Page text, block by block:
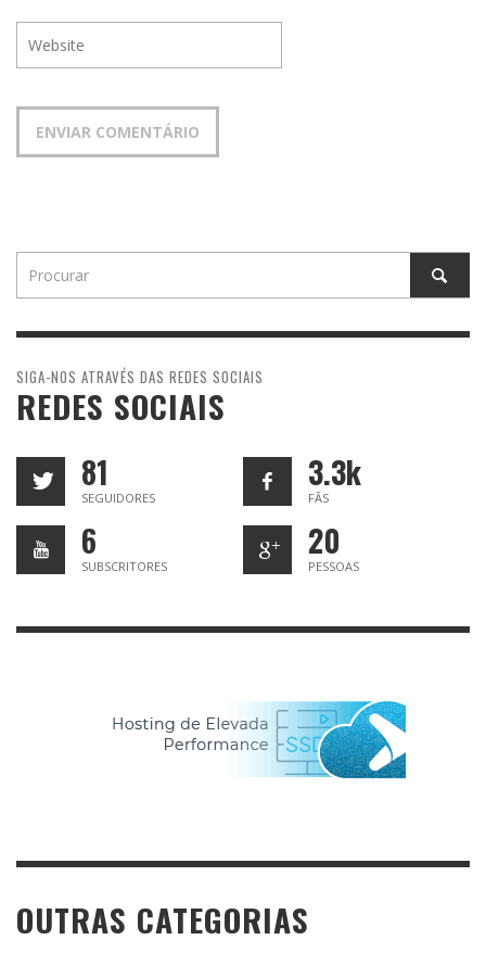
SIGA-NOS ATRAVÉS DAS REDES SOCIAIS
REDES SOCIAIS
81
SEGUIDORES
3.3k
FÃS
6
SUBSCRITORES
20
PESSOAS
OUTRAS CATEGORIAS